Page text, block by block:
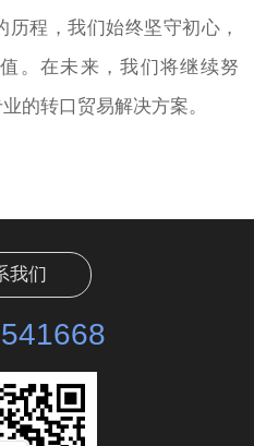
程，我们始终坚守初心，
。在未来，我们将继续努
的转口贸易解决方案。
我们